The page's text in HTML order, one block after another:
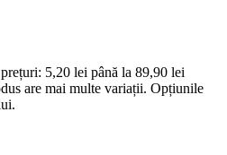
5,20 lei până la 89,90 lei
are mai multe variații. Opțiunile